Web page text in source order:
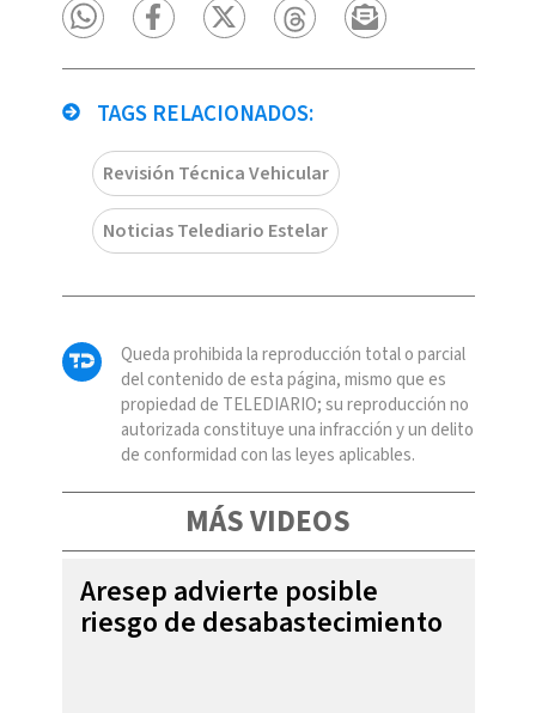
TAGS RELACIONADOS:
Revisión Técnica Vehicular
Noticias Telediario Estelar
Queda prohibida la reproducción total o parcial
del contenido de esta página, mismo que es
propiedad de TELEDIARIO; su reproducción no
autorizada constituye una infracción y un delito
de conformidad con las leyes aplicables.
MÁS VIDEOS
Aresep advierte posible
riesgo de desabastecimiento